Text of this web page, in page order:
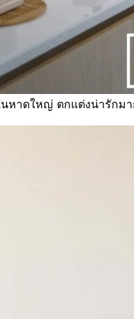
นหาดใหญ่ ตกแต่งน่ารักม